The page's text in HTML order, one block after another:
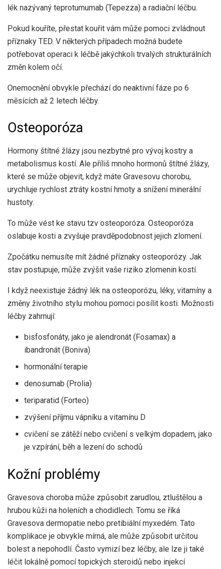
lék nazývaný teprotumumab (Tepezza) a radiační léčbu.
Pokud kouříte, přestat kouřit vám může pomoci zvládnout
příznaky TED. V některých případech možná budete
potřebovat operaci k léčbě jakýchkoli trvalých strukturálních
změn kolem očí.
Onemocnění obvykle přechází do neaktivní fáze po 6
měsících až 2 letech léčby.
Osteoporóza
Hormony štítné žlázy jsou nezbytné pro vývoj kostry a
metabolismus kostí. Ale příliš mnoho hormonů štítné žlázy,
které se může objevit, když máte Gravesovu chorobu,
urychluje rychlost ztráty kostní hmoty a snížení minerální
hustoty.
To může vést ke stavu tzv osteoporóza. Osteoporóza
oslabuje kosti a zvyšuje pravděpodobnost jejich zlomení.
Zpočátku nemusíte mít žádné příznaky osteoporózy. Jak
stav postupuje, může zvýšit vaše riziko zlomenin kostí.
I když neexistuje žádný lék na osteoporózu, léky, vitamíny a
změny životního stylu mohou pomoci posílit kosti. Možnosti
léčby zahrnují:
bisfosfonáty, jako je alendronát (Fosamax) a
ibandronát (Boniva)
hormonální terapie
denosumab (Prolia)
teriparatid (Forteo)
zvýšení příjmu vápníku a vitamínu D
cvičení se zátěží nebo cvičení s velkým dopadem, jako
je vzpírání, běh a lezení do schodů
Kožní problémy
Gravesova choroba může způsobit zarudlou, ztluštělou a
hrubou kůži na holeních a chodidlech. Tomu se říká
Gravesova dermopatie nebo pretibiální myxedém. Tato
komplikace je obvykle mírná, ale může způsobit určitou
bolest a nepohodlí. Často vymizí bez léčby, ale lze ji také
léčit lokálně pomocí topických steroidů nebo injekcí